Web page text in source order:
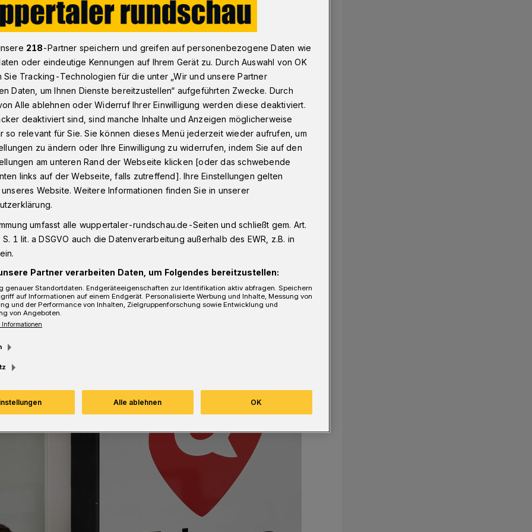
Quartiersbüro Tuhuus in Wuppertal bietet Spaziergang mit Paten an.
Langerfeld
„Tuhuus“ in Wuppertal-Langerfeld
einen Spaziergang an.
kann es sich auch um eine Runde
handeln. Angesprochen sind
die sich mit einem Paten, also zu
Wegen in Langerfeld sicherer oder
218-Partner speichern und greifen auf personenbezogene Daten wie
oder eindeutige Kennungen auf Ihrem Gerät zu. Durch Auswahl von OK
Sie Tracking-Technologien für die unter „Wir und unsere Partner
Daten, um Ihnen Dienste bereitzustellen“ aufgeführten Zwecke. Durch
Alle ablehnen oder Widerruf Ihrer Einwilligung werden diese deaktiviert.
deaktiviert sind, sind manche Inhalte und Anzeigen möglicherweise
so relevant für Sie. Sie können dieses Menü jederzeit wieder aufrufen, um
zu ändern oder Ihre Einwilligung zu widerrufen, indem Sie auf den
am unteren Rand der Webseite klicken [oder das schwebende
links auf der Webseite, falls zutreffend]. Ihre Einstellungen gelten
Website. Weitere Informationen finden Sie in unserer
umfasst alle wuppertaler-rundschau.de-Seiten und schließt gem. Art.
1 lit. a DSGVO auch die Datenverarbeitung außerhalb des EWR, z.B. in
Partner verarbeiten Daten, um Folgendes bereitzustellen:
genauer Standortdaten. Endgeräteeigenschaften zur Identifikation aktiv abfragen. Speichern
auf Informationen auf einem Endgerät. Personalisierte Werbung und Inhalte, Messung von
und der Performance von Inhalten, Zielgruppenforschung sowie Entwicklung und
von Angeboten.
Alle ablehnen OK